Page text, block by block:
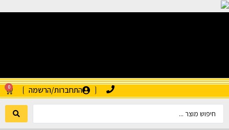
התחברות/הרשמה 0